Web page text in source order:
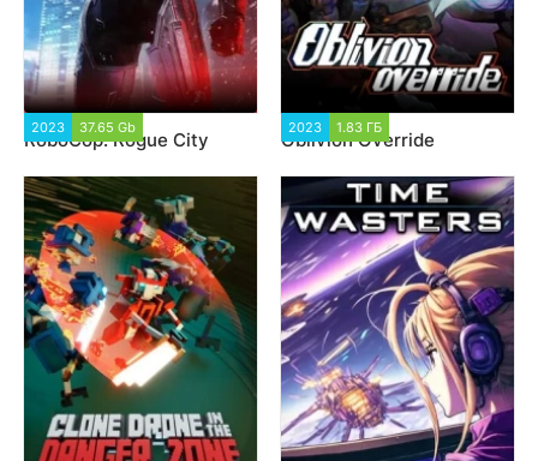
2023 37.65 Gb
RoboCop: Rogue City
2023 1.83 ГБ
Oblivion Override